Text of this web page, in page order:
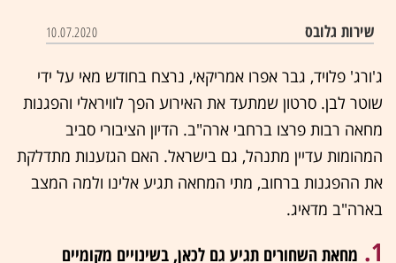
שירות גלובס 10.07.2020
ג'ורג' פלויד, גבר אפרו אמריקאי, נרצח בחודש מאי על ידי
שוטר לבן. סרטון שמתעד את האירוע הפך לוויראלי והפגנות
מחאה רבות פרצו ברחבי ארה"ב. הדיון הציבורי סביב
המהומות עדיין מתנהל, גם בישראל. האם הגזענות מתדלקת
את ההפגנות ברחוב, מתי המחאה תגיע אלינו ולמה המצב
בארה"ב מדאיג.
1. מחאת השחורים תגיע גם לכאן, בשינויים מקומיים